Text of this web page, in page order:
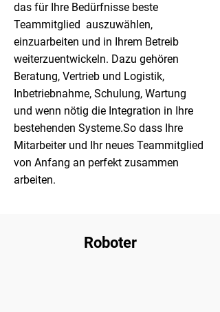
das für Ihre Bedürfnisse beste
Teammitglied auszuwählen,
einzuarbeiten und in Ihrem Betreib
weiterzuentwickeln. Dazu gehören
Beratung, Vertrieb und Logistik,
Inbetriebnahme, Schulung, Wartung
und wenn nötig die Integration in Ihre
bestehenden Systeme.So dass Ihre
Mitarbeiter und Ihr neues Teammitglied
von Anfang an perfekt zusammen
arbeiten.
Roboter